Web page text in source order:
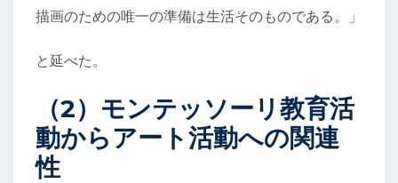
描画のための唯一の準備は生活そのものである。」
と延べた。
（2）モンテッソーリ教育活
動からアート活動への関連
性